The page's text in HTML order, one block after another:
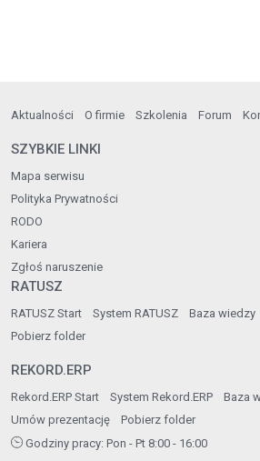
Aktualności O firmie Szkolenia Forum
SZYBKIE LINKI
Mapa serwisu
Polityka Prywatności
RODO
Kariera
Zgłoś naruszenie
RATUSZ
RATUSZ Start System RATUSZ Baza wiedzy
Pobierz folder
REKORD.ERP
Rekord.ERP Start System Rekord.ERP
Baza
Umów prezentację
Pobierz folder
Godziny pracy: Pon - Pt 8:00 - 16:00